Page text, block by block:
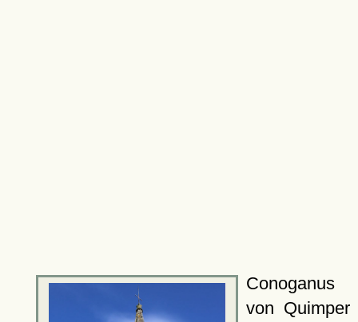
Conoganus
von Quimper